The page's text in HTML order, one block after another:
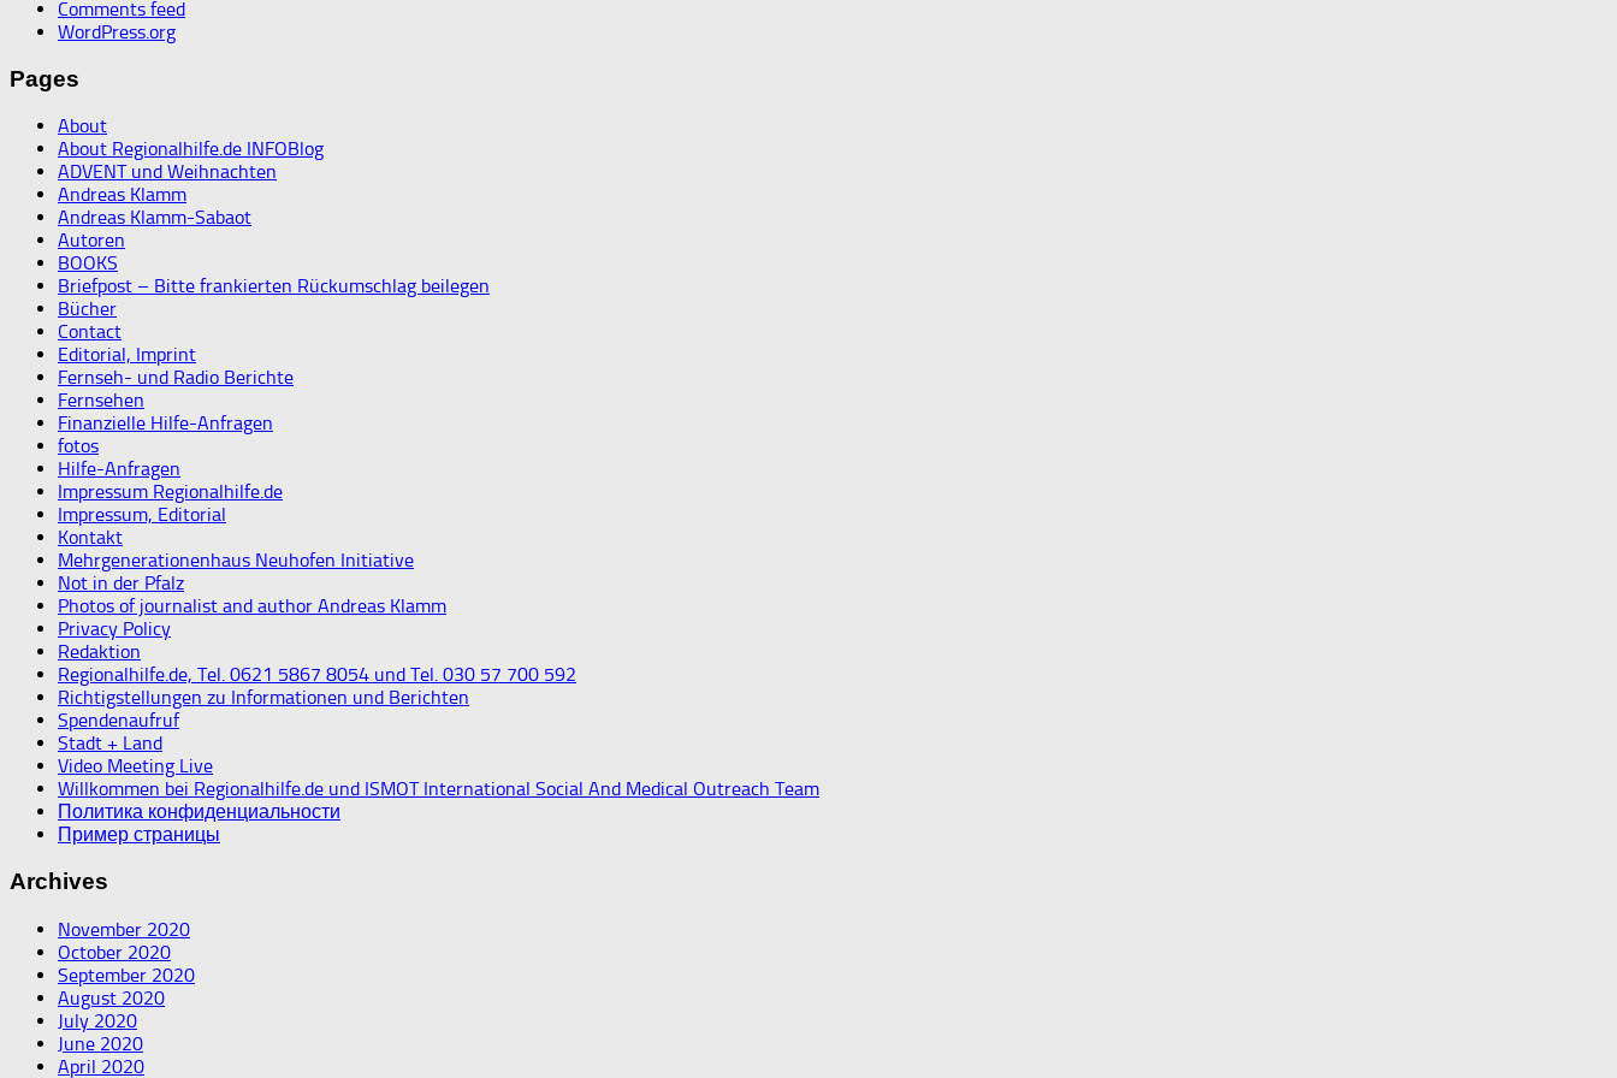
Comments feed
WordPress.org
Pages
About
About Regionalhilfe.de INFOBlog
ADVENT und Weihnachten
Andreas Klamm
Andreas Klamm-Sabaot
Autoren
BOOKS
Briefpost – Bitte frankierten Rückumschlag beilegen
Bücher
Contact
Editorial, Imprint
Fernseh- und Radio Berichte
Fernsehen
Finanzielle Hilfe-Anfragen
fotos
Hilfe-Anfragen
Impressum Regionalhilfe.de
Impressum, Editorial
Kontakt
Mehrgenerationenhaus Neuhofen Initiative
Not in der Pfalz
Photos of journalist and author Andreas Klamm
Privacy Policy
Redaktion
Regionalhilfe.de, Tel. 0621 5867 8054 und Tel. 030 57 700 592
Richtigstellungen zu Informationen und Berichten
Spendenaufruf
Stadt + Land
Video Meeting Live
Willkommen bei Regionalhilfe.de und ISMOT International Social And Medical Outreach Team
Политика конфиденциальности
Пример страницы
Archives
November 2020
October 2020
September 2020
August 2020
July 2020
June 2020
April 2020